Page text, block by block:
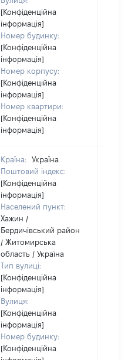
[Конфіденційна
інформація]
Номер будинку:
[Конфіденційна
інформація]
Номер корпусу:
[Конфіденційна
інформація]
Номер квартири:
[Конфіденційна
інформація]
Країна:
Україна
Поштовий індекс:
[Конфіденційна
інформація]
Населений пункт:
Хажин /
Бердичівський район
/ Житомирська
область / Україна
Тип вулиці:
[Конфіденційна
інформація]
Вулиця:
[Конфіденційна
інформація]
Номер будинку:
[Конфіденційна